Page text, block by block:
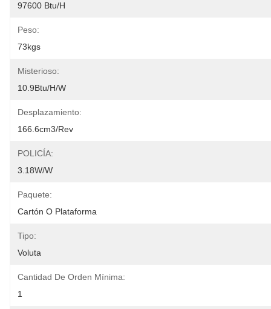
97600 Btu/h
Peso:
73kgs
Misterioso:
10.9Btu/h/w
Desplazamiento:
166.6cm3/rev
POLICÍA:
3.18W/W
Paquete:
Cartón O Plataforma
Tipo:
Voluta
Cantidad De Orden Mínima:
1